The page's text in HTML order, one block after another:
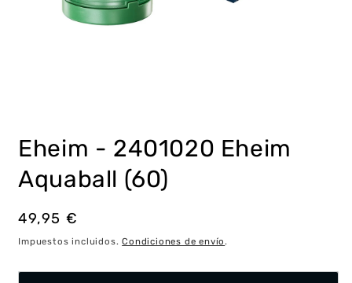
1
en
una
ventana
modal
Eheim - 2401020 Eheim
Aquaball (60)
Precio
habitual
49,95 €
Impuestos incluidos.Condiciones de envío.